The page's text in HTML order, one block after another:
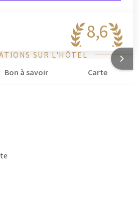
8,6
SUR L'HÔTEL
Bon à savoir
Carte